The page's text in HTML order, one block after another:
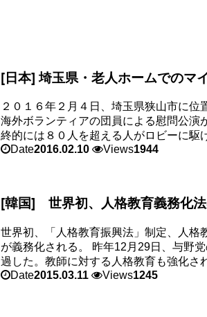
[日本] 埼玉県・老人ホームでのマ
２０１６年２月４日、埼玉県狭山市に
海外ボランティアの団員による慰問公演
終的には８０人を超える人がロビーに駆
Date2016.02.10 Views1944
[韓国] 世界初、人格教育義務化
世界初、「人格教育振興法」制定、人格
が義務化される。 昨年12月29日、与野
過した。教師に対する人格教育も強化さ
Date2015.03.11 Views1245